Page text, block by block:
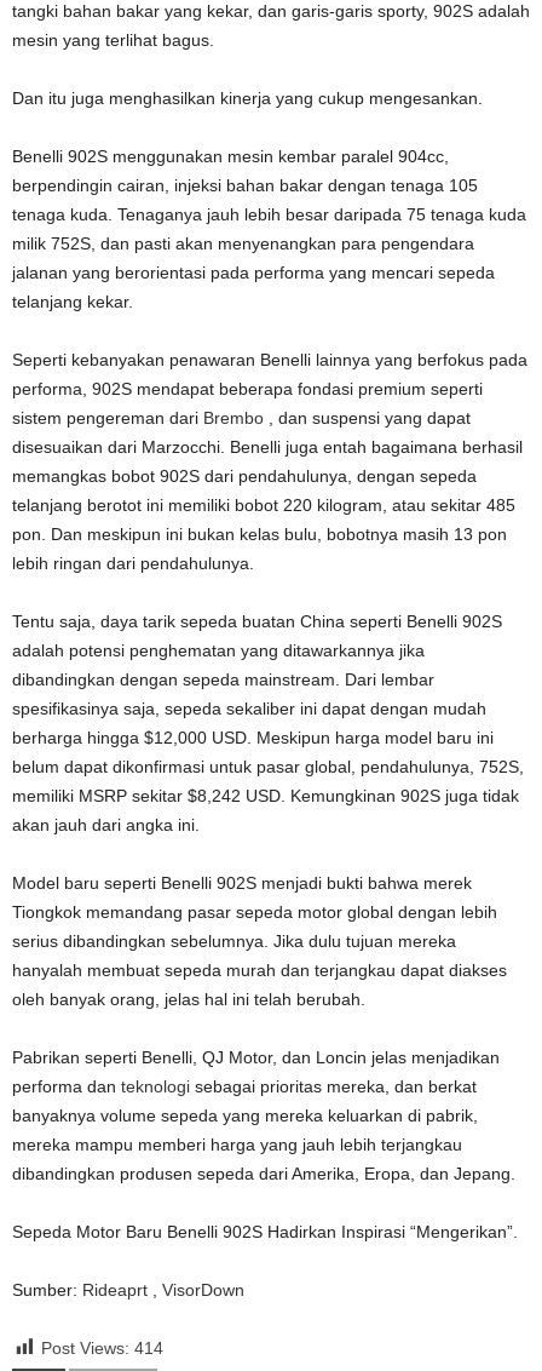
tangki bahan bakar yang kekar, dan garis-garis sporty, 902S adalah
mesin yang terlihat bagus.
Dan itu juga menghasilkan kinerja yang cukup mengesankan.
Benelli 902S menggunakan mesin kembar paralel 904cc,
berpendingin cairan, injeksi bahan bakar dengan tenaga 105
tenaga kuda. Tenaganya jauh lebih besar daripada 75 tenaga kuda
milik 752S, dan pasti akan menyenangkan para pengendara
jalanan yang berorientasi pada performa yang mencari sepeda
telanjang kekar.
Seperti kebanyakan penawaran Benelli lainnya yang berfokus pada
performa, 902S mendapat beberapa fondasi premium seperti
sistem pengereman dari Brembo , dan suspensi yang dapat
disesuaikan dari Marzocchi. Benelli juga entah bagaimana berhasil
memangkas bobot 902S dari pendahulunya, dengan sepeda
telanjang berotot ini memiliki bobot 220 kilogram, atau sekitar 485
pon. Dan meskipun ini bukan kelas bulu, bobotnya masih 13 pon
lebih ringan dari pendahulunya.
Tentu saja, daya tarik sepeda buatan China seperti Benelli 902S
adalah potensi penghematan yang ditawarkannya jika
dibandingkan dengan sepeda mainstream. Dari lembar
spesifikasinya saja, sepeda sekaliber ini dapat dengan mudah
berharga hingga $12,000 USD. Meskipun harga model baru ini
belum dapat dikonfirmasi untuk pasar global, pendahulunya, 752S,
memiliki MSRP sekitar $8,242 USD. Kemungkinan 902S juga tidak
akan jauh dari angka ini.
Model baru seperti Benelli 902S menjadi bukti bahwa merek
Tiongkok memandang pasar sepeda motor global dengan lebih
serius dibandingkan sebelumnya. Jika dulu tujuan mereka
hanyalah membuat sepeda murah dan terjangkau dapat diakses
oleh banyak orang, jelas hal ini telah berubah.
Pabrikan seperti Benelli, QJ Motor, dan Loncin jelas menjadikan
performa dan teknologi sebagai prioritas mereka, dan berkat
banyaknya volume sepeda yang mereka keluarkan di pabrik,
mereka mampu memberi harga yang jauh lebih terjangkau
dibandingkan produsen sepeda dari Amerika, Eropa, dan Jepang.
Sepeda Motor Baru Benelli 902S Hadirkan Inspirasi “Mengerikan”.
Sumber: Rideaprt VisorDown
Post Views: 414